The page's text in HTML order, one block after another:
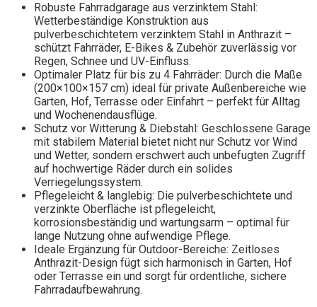
Robuste Fahrradgarage aus verzinktem Stahl:
Wetterbeständige Konstruktion aus
pulverbeschichtetem verzinktem Stahl in Anthrazit –
schützt Fahrräder, E-Bikes & Zubehör zuverlässig vor
Regen, Schnee und UV-Einfluss.
Optimaler Platz für bis zu 4 Fahrräder: Durch die Maße
(200×100×157 cm) ideal für private Außenbereiche wie
Garten, Hof, Terrasse oder Einfahrt – perfekt für Alltag
und Wochenendausflüge.
Schutz vor Witterung & Diebstahl: Geschlossene Garage
mit stabilem Material bietet nicht nur Schutz vor Wind
und Wetter, sondern erschwert auch unbefugten Zugriff
auf hochwertige Räder durch ein solides
Verriegelungssystem.
Pflegeleicht & langlebig: Die pulverbeschichtete und
verzinkte Oberfläche ist pflegeleicht,
korrosionsbeständig und wartungsarm – optimal für
lange Nutzung ohne aufwendige Pflege.
Ideale Ergänzung für Outdoor-Bereiche: Zeitloses
Anthrazit-Design fügt sich harmonisch in Garten, Hof
oder Terrasse ein und sorgt für ordentliche, sichere
Fahrradaufbewahrung.